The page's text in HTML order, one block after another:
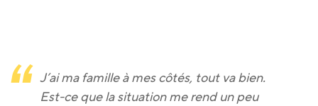
J’ai ma famille à mes côtés, tout va bien.
Est-ce que la situation me rend un peu